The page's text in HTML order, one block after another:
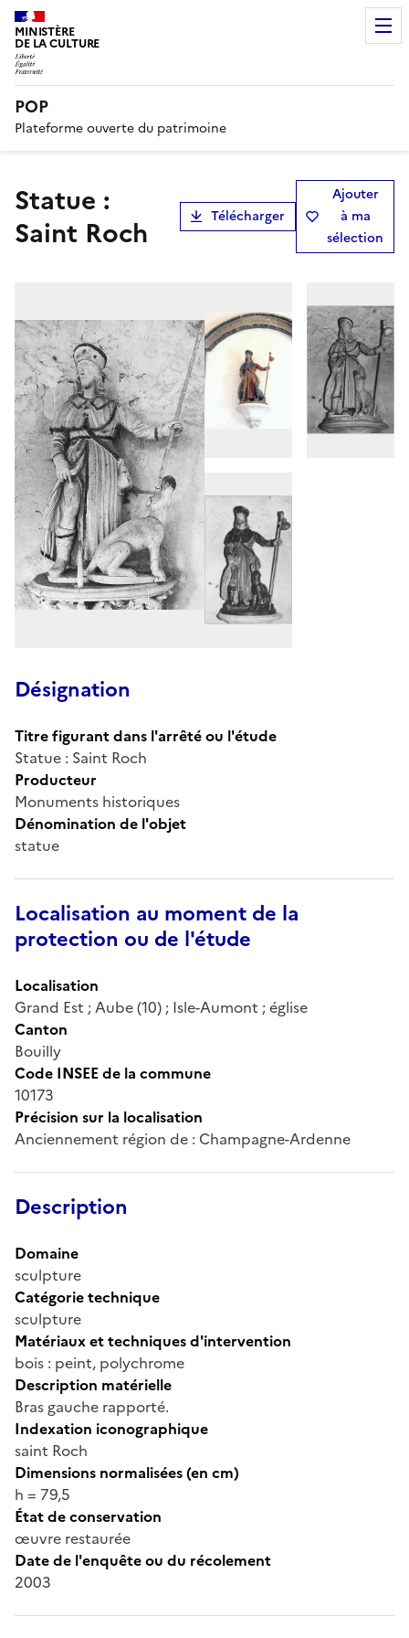
MINISTÈRE
DE LA CULTURE
POP
Plateforme ouverte du patrimoine
Statue :
Saint Roch
Télécharger
Ajouter
à ma
sélection
Désignation
Titre figurant dans l'arrêté ou l'étude
Statue : Saint Roch
Producteur
Monuments historiques
Dénomination de l'objet
statue
Localisation au moment de la
protection ou de l'étude
Localisation
Grand Est ; Aube (10) ; Isle-Aumont ; église
Canton
Bouilly
Code INSEE de la commune
10173
Précision sur la localisation
Anciennement région de : Champagne-Ardenne
Description
Domaine
sculpture
Catégorie technique
sculpture
Matériaux et techniques d'intervention
bois : peint, polychrome
Description matérielle
Bras gauche rapporté.
Indexation iconographique
saint Roch
Dimensions normalisées (en cm)
h = 79,5
État de conservation
œuvre restaurée
Date de l'enquête ou du récolement
2003